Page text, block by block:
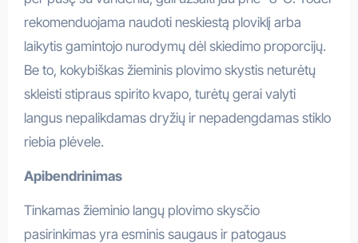
rekomenduojama naudoti neskiestą ploviklį arba
laikytis gamintojo nurodymų dėl skiedimo proporcijų.
Be to, kokybiškas žieminis plovimo skystis neturėtų
skleisti stipraus spirito kvapo, turėtų gerai valyti
langus nepalikdamas dryžių ir nepadengdamas stiklo
riebia plėvele.
Apibendrinimas
Tinkamas žieminio langų plovimo skysčio
pasirinkimas yra esminis saugaus ir patogaus